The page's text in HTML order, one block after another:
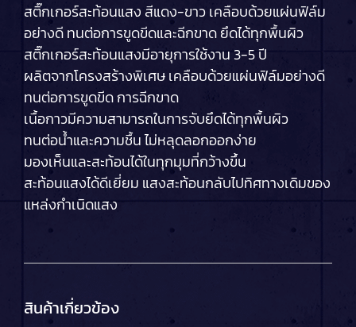
สติ๊กเกอร์สะท้อนแสง สีแดง-ขาว เคลือบด้วยแผ่นฟิล์ม
อย่างดี ทนต่อการขูดขีดและฉีกขาด ยึดได้ทุกพื้นผิว
สติ๊กเกอร์สะท้อนแสงมีอายุการใช้งาน 3-5 ปี
ผลิตจากโครงสร้างพิเศษ เคลือบด้วยแผ่นฟิล์มอย่างดี
ทนต่อการขูดขีด การฉีกขาด
เนื้อกาวมีความสามารถในการจับยึดได้ทุกพื้นผิว
ทนต่อน้ำและความชื้น ไม่หลุดลอกออกง่าย
มองเห็นและสะท้อนได้ในทุกมุมที่กว้างขึ้น
สะท้อนแสงได้ดีเยี่ยม แสงสะท้อนกลับไปทิศทางเดิมของ
แหล่งกำเนิดแสง
สินค้าเกี่ยวข้อง